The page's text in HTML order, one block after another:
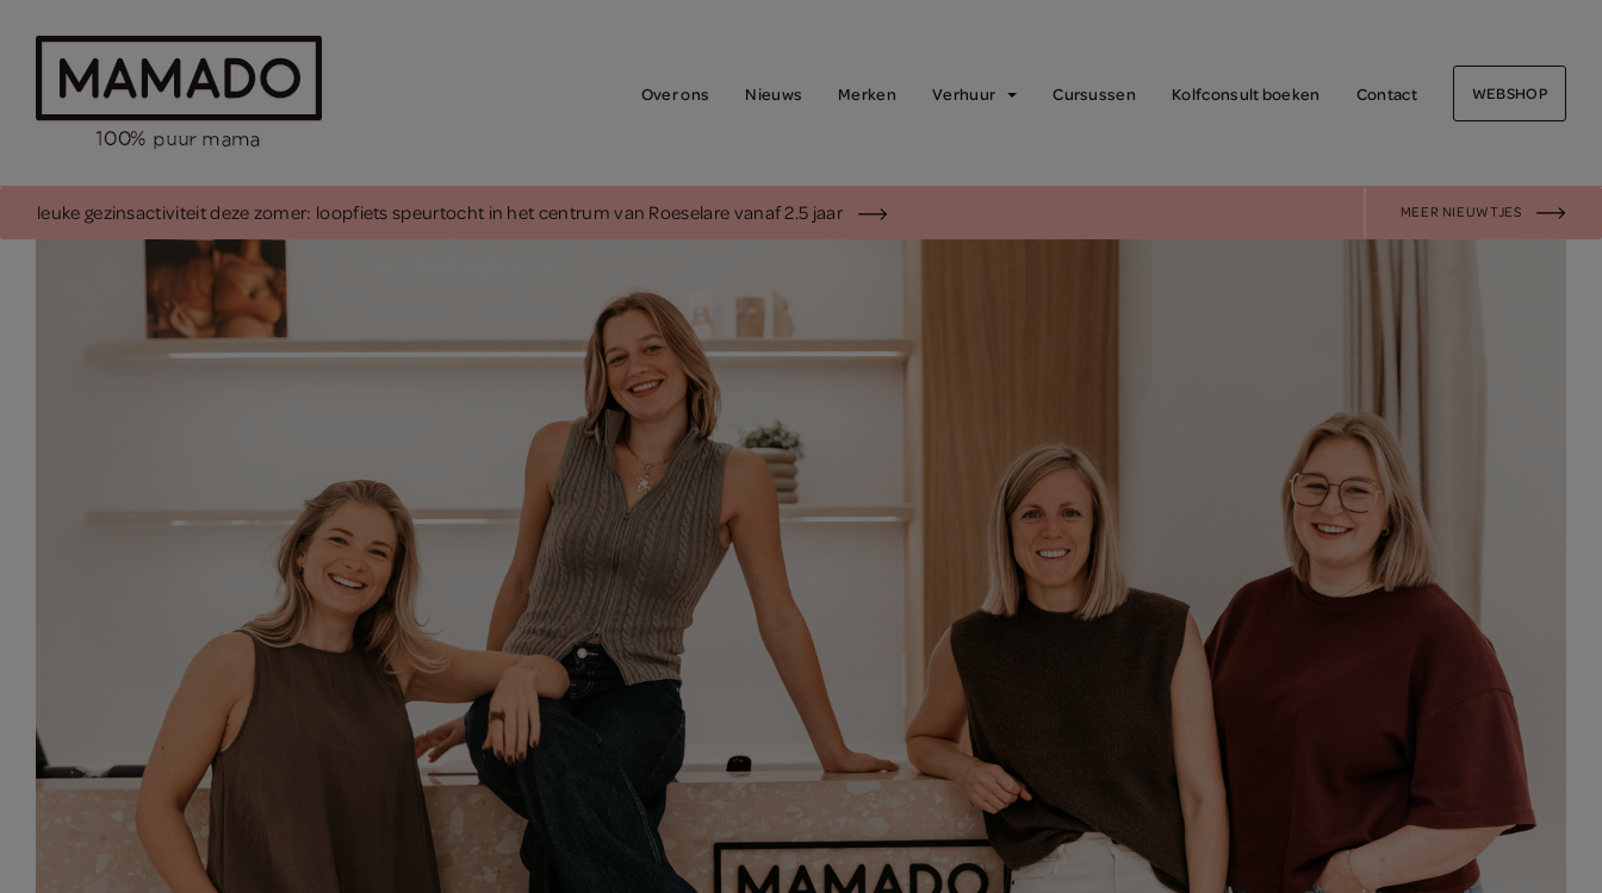
Over ons Nieuws Merken Verhuur Cursussen Kolfconsult boeken Contact WEBSHOP
leuke gezinsactiviteit deze zomer: loopfiets speurtocht in het centrum van Roeselare vanaf 2.5 jaar MEER NIEUWTJES